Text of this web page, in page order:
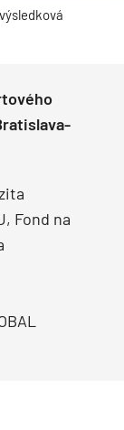
Fond na